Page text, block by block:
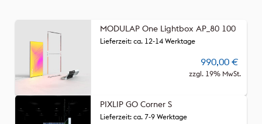
MODULAP One Lightbox AP_80 100
Lieferzeit: ca. 12-14 Werktage
990,00 €
zzgl. 19% MwSt.
PIXLIP GO Corner S
Lieferzeit: ca. 7-9 Werktage